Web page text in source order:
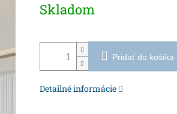
cena:
Skladom
Pridať do košíka
Detailné informácie